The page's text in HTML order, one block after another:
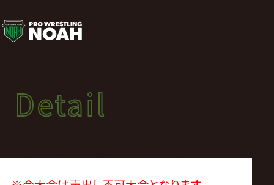
試
合
結
果
|
Detail
試合結果
Detail